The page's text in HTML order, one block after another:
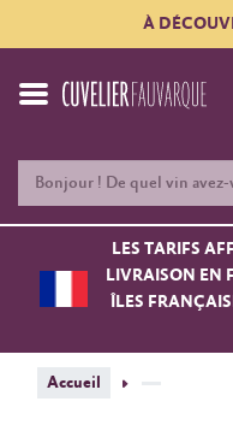
À
LES TARIFS
LIVRAISON EN
ÎLES
Accueil